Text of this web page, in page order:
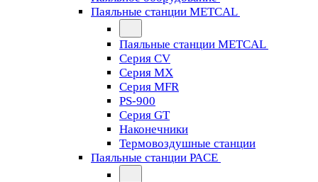
Паяльные станции METCAL
Паяльные станции METCAL
Серия CV
Серия MX
Серия MFR
PS-900
Серия GT
Наконечники
Термовоздушные станции
Паяльные станции PACE